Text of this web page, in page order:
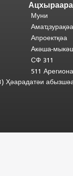
Муни
Амаҵзурақәа
Апроектқәа
Акәша-
СФ 311
511
Ҳәарадатәи